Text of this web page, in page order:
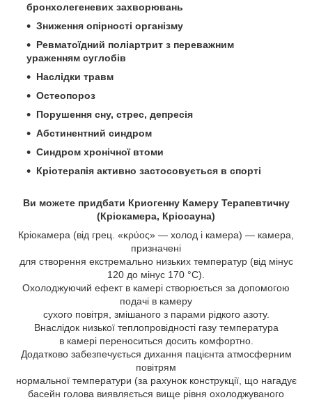
бронхолегеневих захворювань
Зниження опірності організму
Ревматоїдний поліартрит з переважним
ураженням суглобів
Наслідки травм
Остеопороз
Порушення сну, стрес, депресія
Абстинентний синдром
Синдром хронічної втоми
Кріотерапія активно застосовується в спорті
Ви можете придбати Криогенну Камеру Терапевтичну
(Кріокамера, Кріосауна)
Кріокамера (від грец. «κρύος» — холод і камера) — камера,
призначені
для створення екстремально низьких температур (від мінус
120 до мінус 170 °С).
Охолоджуючий ефект в камері створюється за допомогою
подачі в камеру
сухого повітря, змішаного з парами рідкого азоту.
Внаслідок низької теплопровідності газу температура
в камері переноситься досить комфортно.
Додатково забезпечується дихання пацієнта атмосферним
повітрям
нормальної температури (за рахунок конструкції, що нагадує
басейн голова виявляється вище рівня охолоджуваного